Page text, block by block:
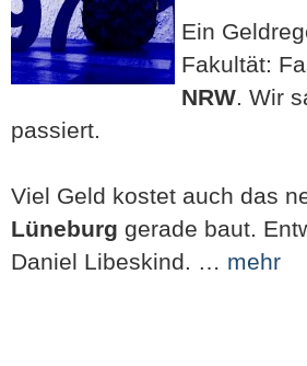
Ein
Fakultät:
NRW. Wir
passiert.
Viel Geld kostet auch das
Lüneburg gerade baut.
Daniel Libeskind. … mehr